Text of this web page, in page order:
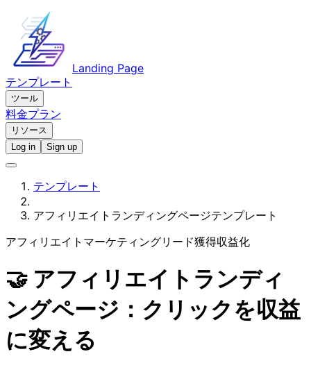
Landing Page
テンプレート
ツール
料金プラン
リソース
Log in
Sign up
テンプレート
アフィリエイトランディングページテンプレート
アフィリエイトマーケティングリード獲得収益化
🤝 アフィリエイトランディ
ングページ：クリックを収益
に変える